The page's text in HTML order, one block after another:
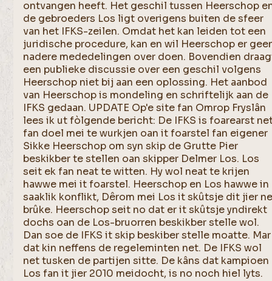
ontvangen heeft. Het geschil tussen Heerschop
de gebroeders Los ligt overigens buiten de sfeer
van het IFKS-zeilen. Omdat het kan leiden tot een
juridische procedure, kan en wil Heerschop er
nadere mededelingen over doen. Bovendien
een publieke discussie over een geschil volgens
Heerschop niet bij aan een oplossing. Het aanbod
van Heerschop is mondeling en schriftelijk aan de
IFKS gedaan. UPDATE Op'e site fan Omrop Fryslân
lees ik ut fòlgende bericht: De IFKS is foarearst
fan doel mei te wurkjen oan it foarstel fan eigener
Sikke Heerschop om syn skip de Grutte Pier
beskikber te stellen oan skipper Delmer Los. Los
seit ek fan neat te witten. Hy wol neat te krijen
hawwe mei it foarstel. Heerschop en Los hawwe in
saaklik konflikt, Dêrom mei Los it skûtsje dit jier
brûke. Heerschop seit no dat er it skûtsje yndirekt
dochs oan de Los-bruorren beskikber stelle wol.
Dan soe de IFKS it skip beskiber stelle moatte. Mar
dat kin neffens de regeleminten net. De IFKS wol
net tusken de partijen sitte. De kâns dat kampioen
Los fan it jier 2010 meidocht, is no noch hiel lyts.